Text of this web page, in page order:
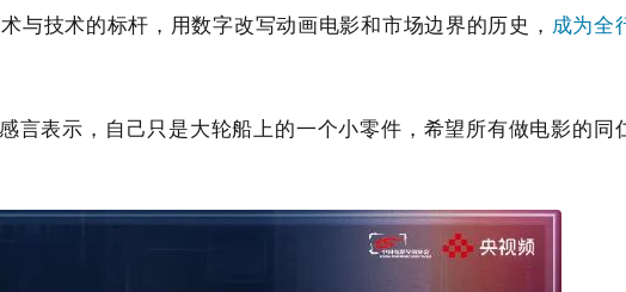
与技术的标杆，用数字改写动画电影和市场边界的历史， 成为全
言表示，自己只是大轮船上的一个小零件，希望所有做电影的同